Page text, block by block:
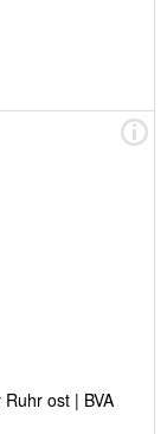
ost | BVA